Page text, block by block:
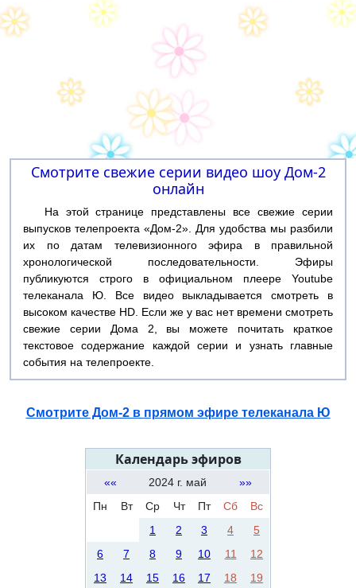
Смотрите свежие серии видео шоу Дом-2
онлайн
На этой странице представлены все свежие серии
выпусков телепроекта «Дом-2». Для удобства мы разбили
их по датам телевизионного эфира в правильной
хронологической последовательности. Эфиры
публикуются строго в официальном плеере Youtube
телеканала Ю. Все видео выкладывается смотреть в
высоком качестве HD. Если же у вас нет времени смотреть
свежие серии Дома 2, вы можете почитать краткое
текстовое содержание каждой серии и узнать главные
события на телепроекте.
Смотрите Дом-2 в прямом эфире телеканала Ю
Календарь эфиров
«« 2024 г. май
»»
Пн
Вт Ср Чт Пт Сб
Вс
1
2 3 4
5
6
7 8 9 10 11
12
13
14 15 16 17 18
19